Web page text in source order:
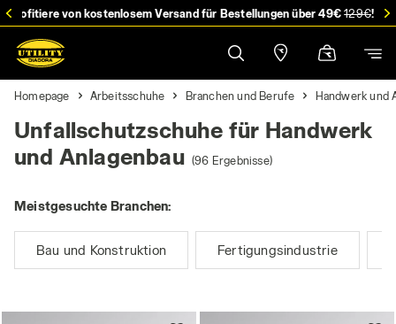
Profitiere von kostenlosem Versand für Bestellungen über 49€129€!
Homepage Arbeitsschuhe Branchen und Berufe Handwerk und
Unfallschutzschuhe für Handwerk
und Anlagenbau (96 Ergebnisse)
Meistgesuchte Branchen:
Bau und Konstruktion Fertigungsindustrie